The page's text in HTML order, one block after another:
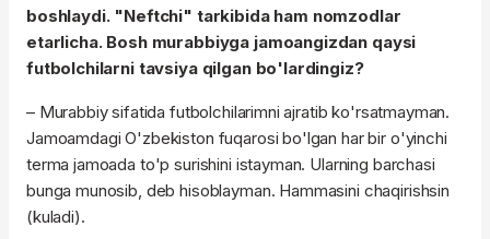
boshlaydi. "Neftchi" tarkibida ham nomzodlar
etarlicha. Bosh murabbiyga jamoangizdan qaysi
futbolchilarni tavsiya qilgan bo'lardingiz?
– Murabbiy sifatida futbolchilarimni ajratib ko'rsatmayman.
Jamoamdagi O'zbekiston fuqarosi bo'lgan har bir o'yinchi
terma jamoada to'p surishini istayman. Ularning barchasi
bunga munosib, deb hisoblayman. Hammasini chaqirishsin
(kuladi).